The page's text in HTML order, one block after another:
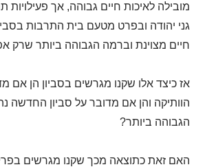
מובילה לאיכות חיים גבוהה, אך פעילויות
גני יהודה ובפרט מטעם בית התרבות
חיים מצוינת וברמה הגבוהה ביותר שרק
אז כיצד אלו שקנו מגרשים בסביון הן אם
הוותיקה והן אם מדובר על סביון החדשה
הגבוהה ביותר?
האם זאת כתוצאה מכך שקנו מגרשים